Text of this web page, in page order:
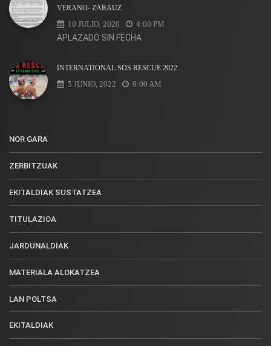
VERANO- ZARAUZ
10 JULIO, 2020 4:00 PM
APLAZADO SIN FECHA
INTERNATIONAL SOS RESCUE 2022
5 JUNIO, 2022 9:00 AM
NOR GARA
ZERBITZUAK
EKITALDIAK SUSTATZEA
TITULAZIOA
JARDUNALDIAK
MATERIALA ALOKATZEA
LAN POLTSA
EKITALDIAK